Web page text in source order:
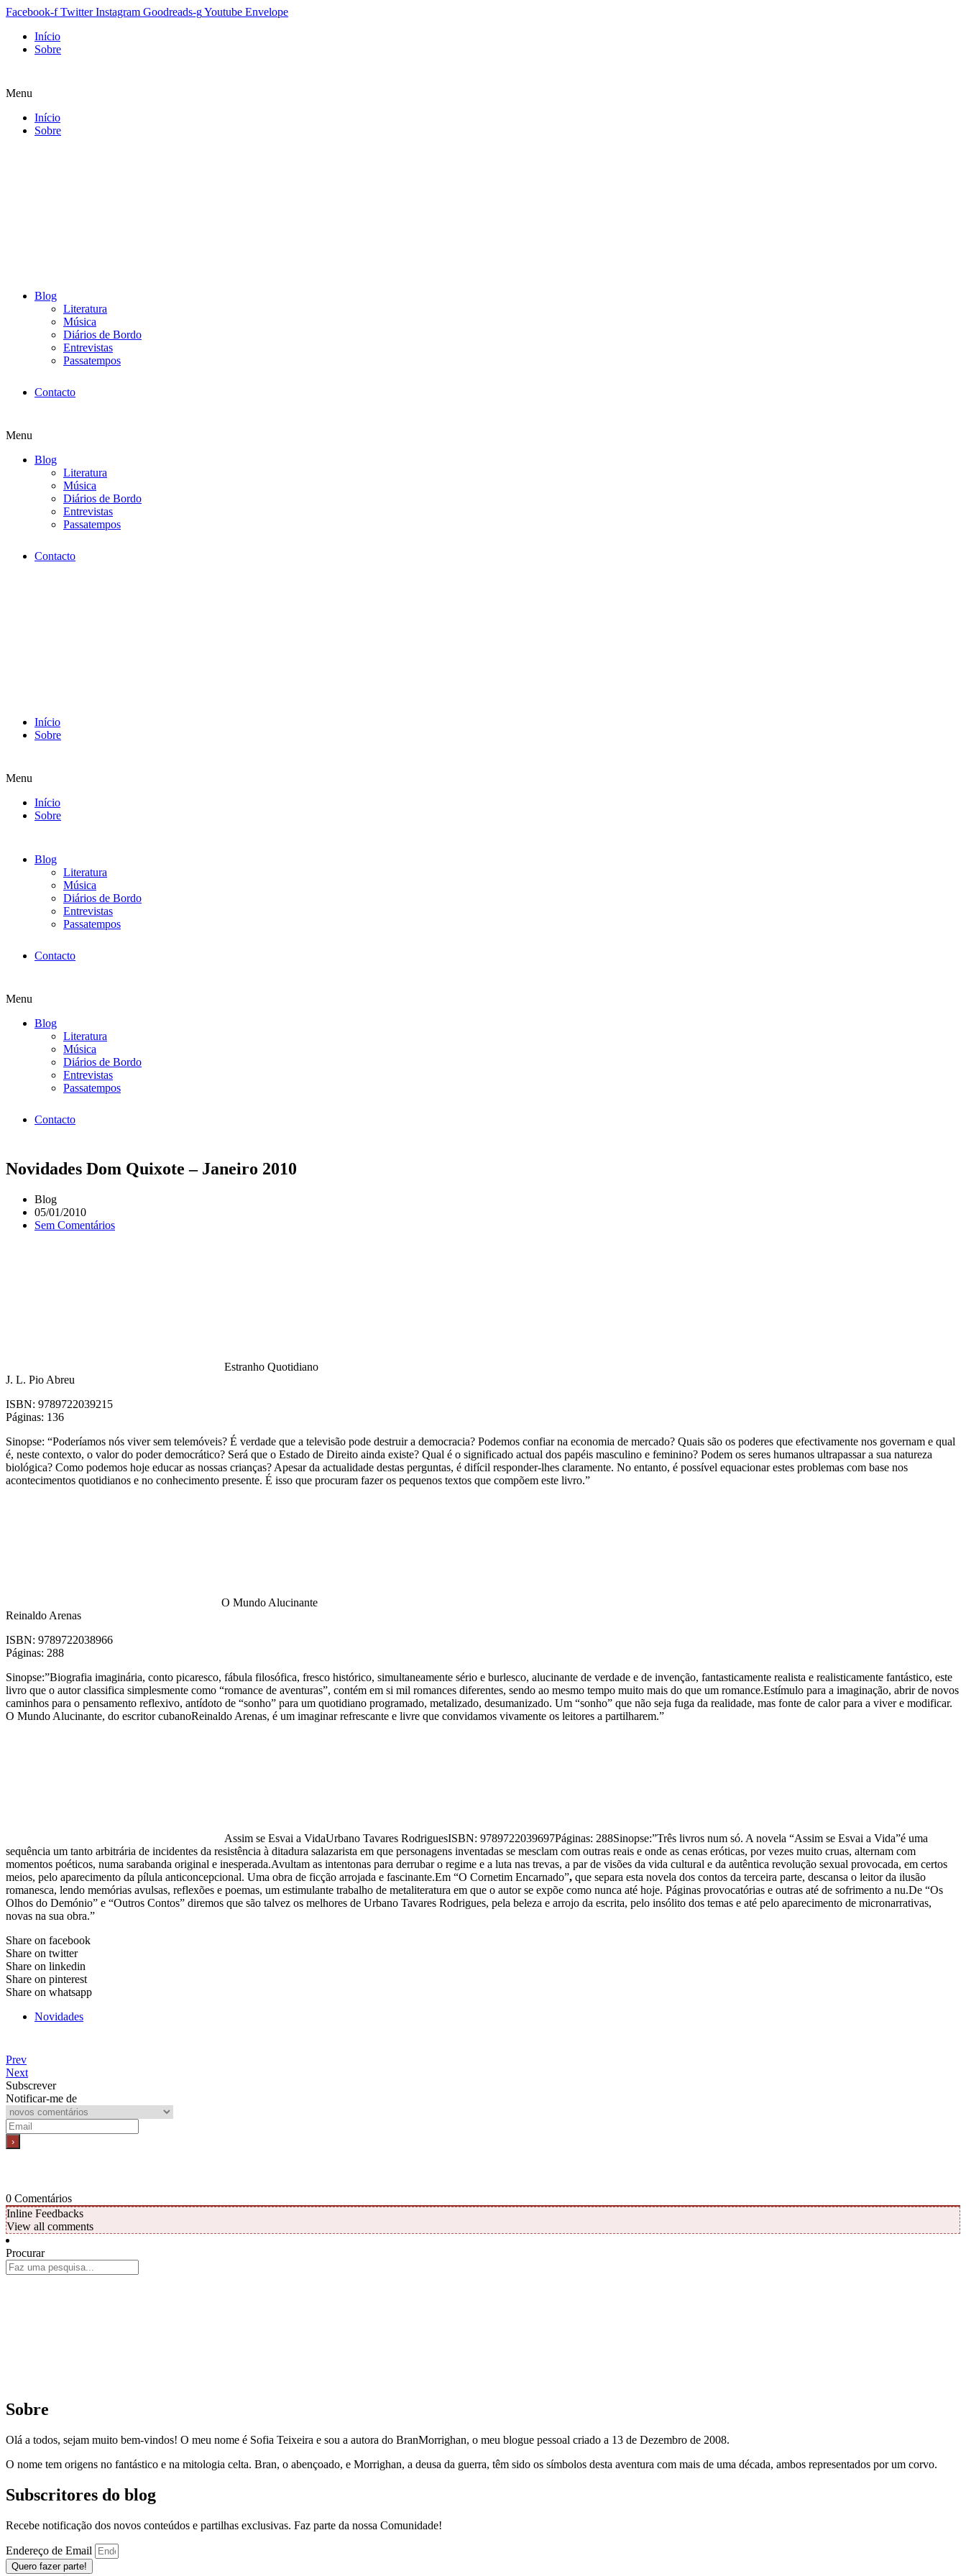
Facebook-f Twitter Instagram Goodreads-gYoutube Envelope
Início
Sobre
Menu
Início
Sobre
Blog
Literatura
Música
Diários de Bordo
Entrevistas
Passatempos
Contacto
Menu
Blog
Literatura
Música
Diários de Bordo
Entrevistas
Passatempos
Contacto
Início
Sobre
Menu
Início
Sobre
Blog
Literatura
Música
Diários de Bordo
Entrevistas
Passatempos
Contacto
Menu
Blog
Literatura
Música
Diários de Bordo
Entrevistas
Passatempos
Contacto
Novidades Dom Quixote – Janeiro 2010
Blog
05/01/2010
Sem Comentários
Estranho Quotidiano
J. L. Pio Abreu
ISBN: 9789722039215
Páginas: 136
Sinopse: “Poderíamos nós viver sem telemóveis? É verdade que a televisão pode destruir a democracia? Podemos confiar na economia de mercado? Quais são os poderes que efectivamente nos governam e qual
é, neste contexto, o valor do poder democrático? Será que o Estado de Direito ainda existe? Qual é o significado actual dos papéis masculino e feminino? Podem os seres humanos ultrapassar a sua natureza
biológica? Como podemos hoje educar as nossas crianças? Apesar da actualidade destas perguntas, é difícil responder-lhes claramente. No entanto, é possível equacionar estes problemas com base nos
acontecimentos quotidianos e no conhecimento presente. É isso que procuram fazer os pequenos textos que compõem este livro.”
O Mundo Alucinante
Reinaldo Arenas
ISBN: 9789722038966
Páginas: 288
Sinopse:”Biografia imaginária, conto picaresco, fábula filosófica, fresco histórico, simultaneamente sério e burlesco, alucinante de verdade e de invenção, fantasticamente realista e realisticamente fantástico, este
livro que o autor classifica simplesmente como “romance de aventuras”, contém em si mil romances diferentes, sendo ao mesmo tempo muito mais do que um romance.Estímulo para a imaginação, abrir de novos
caminhos para o pensamento reflexivo, antídoto de “sonho” para um quotidiano programado, metalizado, desumanizado. Um “sonho” que não seja fuga da realidade, mas fonte de calor para a viver e modificar.
O Mundo Alucinante, do escritor cubanoReinaldo Arenas, é um imaginar refrescante e livre que convidamos vivamente os leitores a partilharem.”
Assim se Esvai a VidaUrbano Tavares RodriguesISBN: 9789722039697Páginas: 288Sinopse:”Três livros num só. A novela “Assim se Esvai a Vida”é uma
sequência um tanto arbitrária de incidentes da resistência à ditadura salazarista em que personagens inventadas se mesclam com outras reais e onde as cenas eróticas, por vezes muito cruas, alternam com
momentos poéticos, numa sarabanda original e inesperada.Avultam as intentonas para derrubar o regime e a luta nas trevas, a par de visões da vida cultural e da autêntica revolução sexual provocada, em certos
meios, pelo aparecimento da pílula anticoncepcional. Uma obra de ficção arrojada e fascinante.Em “O Cornetim Encarnado”, que separa esta novela dos contos da terceira parte, descansa o leitor da ilusão
romanesca, lendo memórias avulsas, reflexões e poemas, um estimulante trabalho de metaliteratura em que o autor se expõe como nunca até hoje. Páginas provocatórias e outras até de sofrimento a nu.De “Os
Olhos do Demónio” e “Outros Contos” diremos que são talvez os melhores de Urbano Tavares Rodrigues, pela beleza e arrojo da escrita, pelo insólito dos temas e até pelo aparecimento de micronarrativas,
novas na sua obra.”
Share on facebook
Share on twitter
Share on linkedin
Share on pinterest
Share on whatsapp
Novidades
Prev
Next
Subscrever
Notificar-me de
0 Comentários
Inline Feedbacks
View all comments
Procurar
Sobre
Olá a todos, sejam muito bem-vindos! O meu nome é Sofia Teixeira e sou a autora do BranMorrighan, o meu blogue pessoal criado a 13 de Dezembro de 2008.
O nome tem origens no fantástico e na mitologia celta. Bran, o abençoado, e Morrighan, a deusa da guerra, têm sido os símbolos desta aventura com mais de uma década, ambos representados por um corvo.
Subscritores do blog
Recebe notificação dos novos conteúdos e partilhas exclusivas. Faz parte da nossa Comunidade!
Endereço de Email
Quero fazer parte!